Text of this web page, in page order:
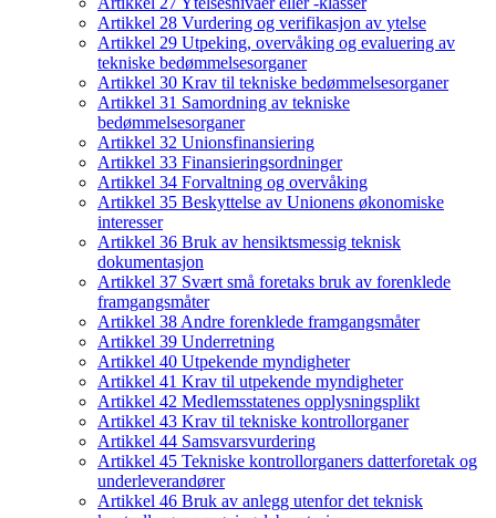
Artikkel 28 Vurdering og verifikasjon av ytelse
Artikkel 29 Utpeking, overvåking og evaluering av
tekniske bedømmelsesorganer
Artikkel 30 Krav til tekniske bedømmelsesorganer
Artikkel 31 Samordning av tekniske
bedømmelsesorganer
Artikkel 32 Unionsfinansiering
Artikkel 33 Finansieringsordninger
Artikkel 34 Forvaltning og overvåking
Artikkel 35 Beskyttelse av Unionens økonomiske
interesser
Artikkel 36 Bruk av hensiktsmessig teknisk
dokumentasjon
Artikkel 37 Svært små foretaks bruk av forenklede
framgangsmåter
Artikkel 38 Andre forenklede framgangsmåter
Artikkel 39 Underretning
Artikkel 40 Utpekende myndigheter
Artikkel 41 Krav til utpekende myndigheter
Artikkel 42 Medlemsstatenes opplysningsplikt
Artikkel 43 Krav til tekniske kontrollorganer
Artikkel 44 Samsvarsvurdering
Artikkel 45 Tekniske kontrollorganers datterforetak og
underleverandører
Artikkel 46 Bruk av anlegg utenfor det teknisk